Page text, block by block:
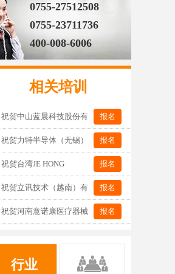
0755-27512508
0755-23711736
400-008-6006
相关培训
报名
祝贺中山蓝晨科技股份有
司2026年一次性成功通过BSCI验
报名
祝贺力特半导体（无锡）
公司2026年一次性成功通过RBA-
报名
祝贺台湾JE HONG
TEXTILE CO., LTD
年一次性成功通过GRS认证
报名
祝贺立讯技术（越南）有
司2026年一次性成功通过RBA-VAP
报名
祝贺河南意诺康医疗器械
行业